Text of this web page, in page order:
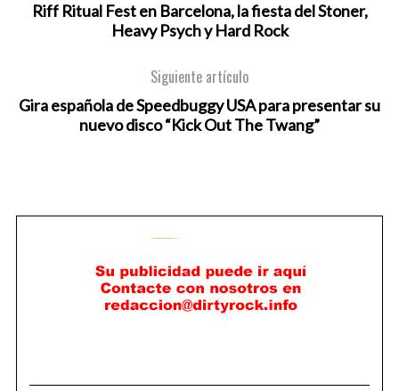
Riff Ritual Fest en Barcelona, la fiesta del Stoner,
Heavy Psych y Hard Rock
Siguiente artículo
Gira española de Speedbuggy USA para presentar su
nuevo disco “Kick Out The Twang”